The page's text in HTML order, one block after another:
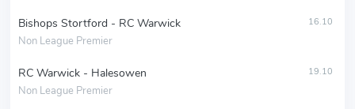
Bishops Stortford - RC Warwick
Non League Premier
16.10
RC Warwick - Halesowen
Non League Premier
19.10